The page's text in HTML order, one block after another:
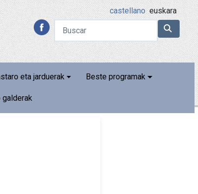
castellanoeuskara
eta jarduerak Beste programak
galderak